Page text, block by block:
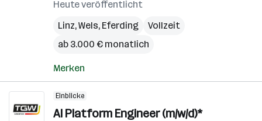
Heute veröffentlicht
Linz,Wels, Eferding
Vollzeit
ab 3.000 € monatlich
Merken
Einblicke
AI Platform Engineer (m/w/d)*